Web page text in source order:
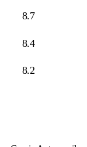
8.7
8.4
8.2